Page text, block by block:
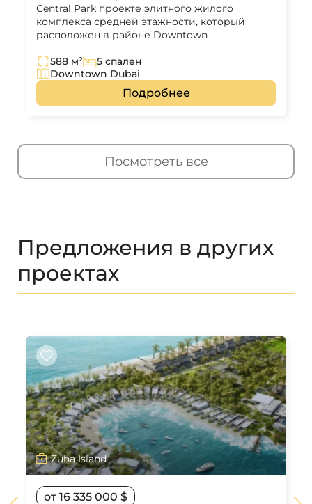
Central Park проекте элитного жилого
комплекса средней этажности, который
расположен в районе Downtown
588 м²
5 спален
Downtown Dubai
Подробнее
Посмотреть все
Предложения в других
проектах
Zuha Island
от 16 335 000 $